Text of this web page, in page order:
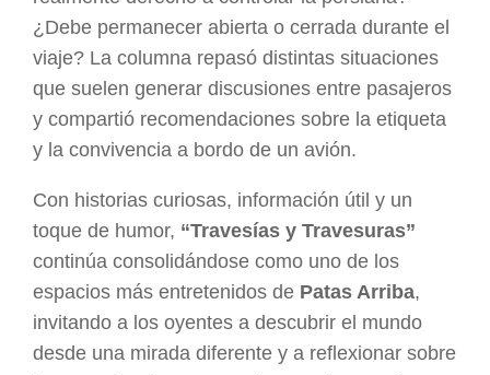
¿Debe permanecer abierta o cerrada durante el
viaje? La columna repasó distintas situaciones
que suelen generar discusiones entre pasajeros
y compartió recomendaciones sobre la etiqueta
y la convivencia a bordo de un avión.
Con historias curiosas, información útil y un
toque de humor, “Travesías y Travesuras”
continúa consolidándose como uno de los
espacios más entretenidos de Patas Arriba,
invitando a los oyentes a descubrir el mundo
desde una mirada diferente y a reflexionar sobre